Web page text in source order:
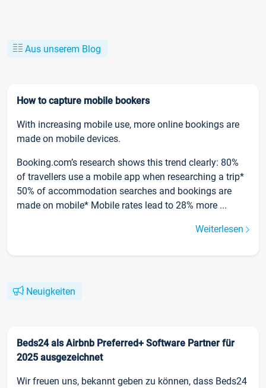
Aus unserem Blog
How to capture mobile bookers
With increasing mobile use, more online bookings are
made on mobile devices.
Booking.com’s research shows this trend clearly: 80%
of travellers use a mobile app when researching a trip*
50% of accommodation searches and bookings are
made on mobile* Mobile rates lead to 28% more ...
Weiterlesen
Neuigkeiten
Beds24 als Airbnb Preferred+ Software Partner für
2025 ausgezeichnet
Wir freuen uns, bekannt geben zu können, dass Beds24